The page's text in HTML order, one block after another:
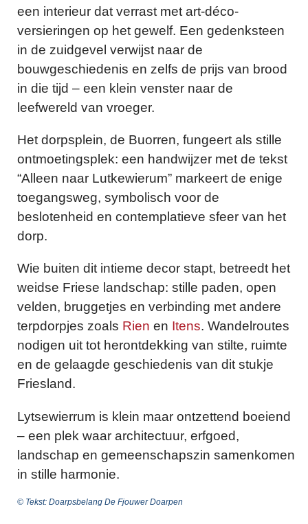
een interieur dat verrast met art-déco-
versieringen op het gewelf. Een gedenksteen
in de zuidgevel verwijst naar de
bouwgeschiedenis en zelfs de prijs van brood
in die tijd – een klein venster naar de
leefwereld van vroeger.
Het dorpsplein, de Buorren, fungeert als stille
ontmoetingsplek: een handwijzer met de tekst
“Alleen naar Lutkewierum” markeert de enige
toegangsweg, symbolisch voor de
beslotenheid en contemplatieve sfeer van het
dorp.
Wie buiten dit intieme decor stapt, betreedt het
weidse Friese landschap: stille paden, open
velden, bruggetjes en verbinding met andere
terpdorpjes zoals Rien en Itens. Wandelroutes
nodigen uit tot herontdekking van stilte, ruimte
en de gelaagde geschiedenis van dit stukje
Friesland.
Lytsewierrum is klein maar ontzettend boeiend
– een plek waar architectuur, erfgoed,
landschap en gemeenschapszin samenkomen
in stille harmonie.
© Tekst: Doarpsbelang De Fjouwer Doarpen